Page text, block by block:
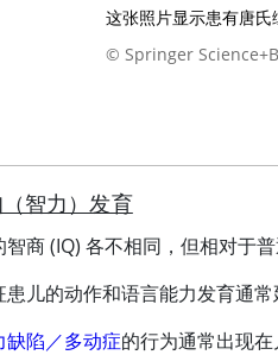
这张照片显示患有唐氏
© Springer
智力）发育
商 (IQ) 各不相同，但相对于
儿的动作和语言能力发育通常
缺陷／多动症的行为通常出现